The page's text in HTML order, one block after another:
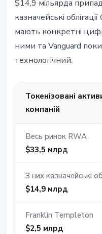
$14,9 мільярда
казначейські
мають конкретні
ними та Vanguard
технологічний.
Токенізовані
компаній
Весь ринок RWA
$33,5 млрд
З них казначейські
$14,9 млрд
Franklin Templeton
$2,5 млрд